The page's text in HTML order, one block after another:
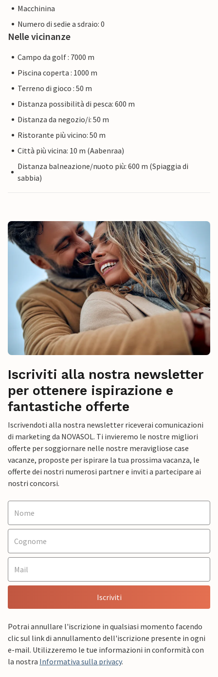
Macchinina
Numero di sedie a sdraio: 0
Nelle vicinanze
Campo da golf : 7000 m
Piscina coperta : 1000 m
Terreno di gioco : 50 m
Distanza possibilità di pesca: 600 m
Distanza da negozio/i: 50 m
Ristorante più vicino: 50 m
Città più vicina: 10 m (Aabenraa)
Distanza balneazione/nuoto più: 600 m (Spiaggia di
sabbia)
Iscriviti alla nostra newsletter
per ottenere ispirazione e
fantastiche offerte
Iscrivendoti alla nostra newsletter riceverai comunicazioni
di marketing da NOVASOL. Ti invieremo le nostre migliori
offerte per soggiornare nelle nostre meravigliose case
vacanze, proposte per ispirare la tua prossima vacanza, le
offerte dei nostri numerosi partner e inviti a partecipare ai
nostri concorsi.
Iscriviti
Potrai annullare l'iscrizione in qualsiasi momento facendo
clic sul link di annullamento dell'iscrizione presente in ogni
e-mail. Utilizzeremo le tue informazioni in conformità con
la nostra Informativa sulla privacy.